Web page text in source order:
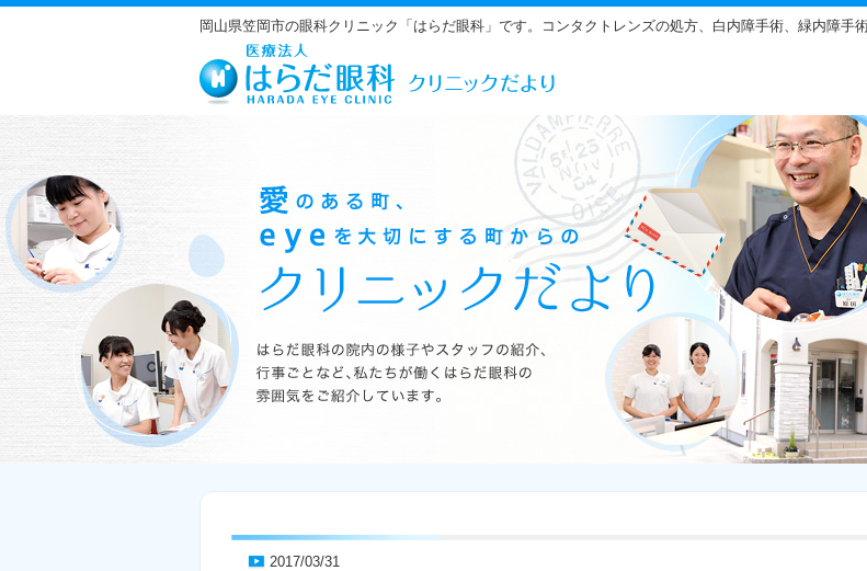
岡山県笠岡市の眼科クリニック「はらだ眼科」です。コンタクトレンズの処方、白内障手術、緑内障手
2017/03/31